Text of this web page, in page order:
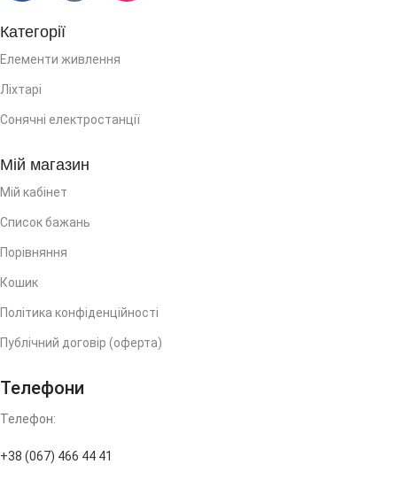
Категорії
Елементи живлення
Ліхтарі
Сонячні електростанції
Мій магазин
Мій кабінет
Список бажань
Порівняння
Кошик
Політика конфіденційності
Публічний договір (оферта)
Телефони
Телефон:
+38 (067) 466 44 41